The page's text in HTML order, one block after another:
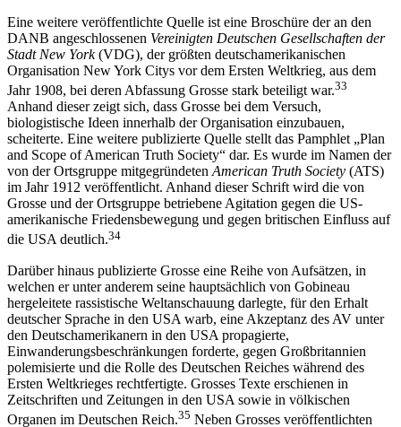
Eine weitere veröffentlichte Quelle ist eine Broschüre der an den
DANB angeschlossenen Vereinigten Deutschen Gesellschaften der
Stadt New York(VDG), der größten deutschamerikanischen
Organisation New York Citys vor dem Ersten Weltkrieg, aus dem
Jahr 1908, bei deren Abfassung Grosse stark beteiligt war.33
Anhand dieser zeigt sich, dass Grosse bei dem Versuch,
biologistische Ideen innerhalb der Organisation einzubauen,
scheiterte. Eine weitere publizierte Quelle stellt das Pamphlet „Plan
and Scope of American Truth Society“ dar. Es wurde im Namen der
von der Ortsgruppe mitgegründeten American Truth Society (ATS)
im Jahr 1912 veröffentlicht. Anhand dieser Schrift wird die von
Grosse und der Ortsgruppe betriebene Agitation gegen die US-
amerikanische Friedensbewegung und gegen britischen Einfluss auf
die USA deutlich.34
Darüber hinaus publizierte Grosse eine Reihe von Aufsätzen, in
welchen er unter anderem seine hauptsächlich von Gobineau
hergeleitete rassistische Weltanschauung darlegte, für den Erhalt
deutscher Sprache in den USA warb, eine Akzeptanz des AV unter
den Deutschamerikanern in den USA propagierte,
Einwanderungsbeschränkungen forderte, gegen Großbritannien
polemisierte und die Rolle des Deutschen Reiches während des
Ersten Weltkrieges rechtfertigte. Grosses Texte erschienen in
Zeitschriften und Zeitungen in den USA sowie in völkischen
Organen im Deutschen Reich.35 Neben Grosses veröffentlichten